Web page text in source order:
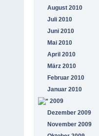
August 2010
Juli 2010
Juni 2010
Mai 2010
April 2010
März 2010
Februar 2010
Januar 2010
2009
Dezember 2009
November 2009